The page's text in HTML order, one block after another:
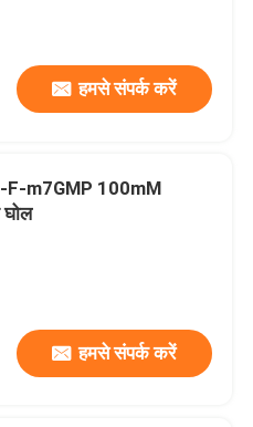
हमसे संपर्क करें
m7GMP 100mM
घोल
हमसे संपर्क करें